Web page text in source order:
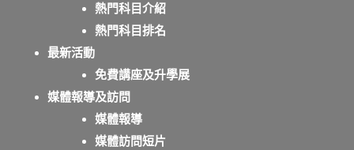
熱門科目介紹
熱門科目排名
最新活動
免費講座及升學展
媒體報導及訪問
媒體報導
媒體訪問短片